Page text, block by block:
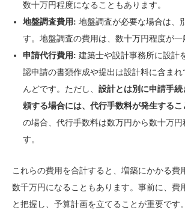
数十万円程度になることもあります。
地盤調査費用: 地盤調査が必要な場合は、
す。地盤調査の費用は、数十万円程度が一
申請代行費用: 建築士や設計事務所に設計
認申請の書類作成や提出は設計料に含まれ
んどです。ただし、設計とは別に申請手
頼する場合には、代行手数料が発生するこ
の場合、代行手数料は数万円から数十万
す。
これらの費用を合計すると、増築にかかる費
数千万円になることもあります。事前に、費
と把握し、予算計画を立てることが重要です。